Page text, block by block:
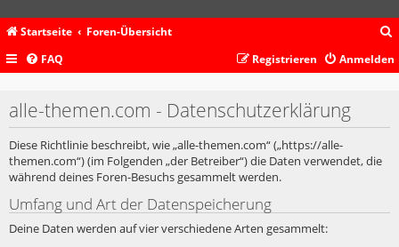
Startseite Foren-Übersicht
c
FAQ Anmelden
Registrieren
alle-themen.com - Datenschutzerklärung
Diese Richtlinie beschreibt, wie „alle-themen.com“ („https://alle-
themen.com“) (im Folgenden „der Betreiber“) die Daten verwendet, die
während deines Foren-Besuchs gesammelt werden.
Umfang und Art der Datenspeicherung
Deine Daten werden auf vier verschiedene Arten gesammelt: